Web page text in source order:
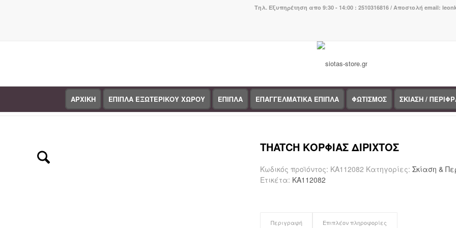
Τηλ. Εξυπηρέτηση απο 9:30 - 14:00 : 2510316816 / Αποστολή email:
ΑΡΧΙΚΗ ΕΠΙΠΛΑ ΕΞΩΤΕΡΙΚΟΥ ΧΩΡΟΥ ΕΠΙΠΛΑ ΕΠΑΓΓΕΛΜΑΤΙΚΑ ΕΠΙΠΛΑ ΦΩΤΙΣΜΟΣ ΣΚΙΑΣΗ /
Κατάστημα You are here: Home /
THATCH ΚΟΡΦΙΑΣ ΔΙΡΙΧΤΟΣ
Κωδικός προϊόντος: ΚΑ112082 Κατηγορίες: Σκίαση &
Ετικέτα: ΚΑ112082
Περιγραφή Επιπλέον πληροφορίες